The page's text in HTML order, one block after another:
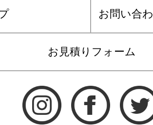
お問い合
お見積りフォーム